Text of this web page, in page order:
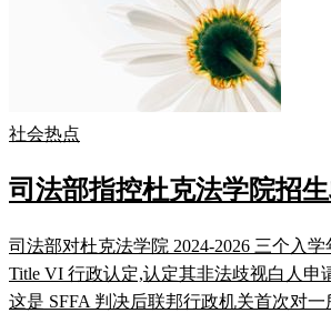
社会热点
司法部指控杜克法学院招
司法部对杜克法学院 2024-2026 三个入
Title VI 行政认定,认定其非法歧视白人申
这是 SFFA 判决后联邦行政机关首次对